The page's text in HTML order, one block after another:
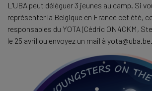
L'UBA peut déléguer 3 jeunes au camp. Si
représenter la Belgique en France cet été,
responsables du YOTA (Cédric ON4CKM,
le 25 avril ou envoyez un mail à yota@uba.be.